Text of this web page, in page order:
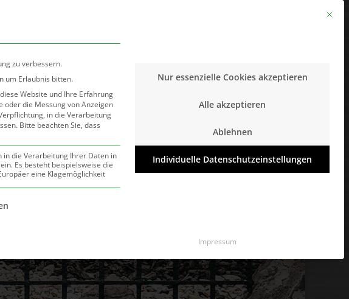
Mit
zu verbessern.
um Erlaubnis bitten.
Website und Ihre Erfahrung
oder die Messung von Anzeigen
in die Verarbeitung
Bitte beachten Sie, dass
in die Verarbeitung Ihrer Daten in
Es besteht beispielsweise die
eine Klagemöglichkeit
essenziell und kann nicht abgewählt werden.
Nur essenzielle Cookies akzeptieren
Alle akzeptieren
Ablehnen
Individuelle Datenschutzeinstellungen
Impressum